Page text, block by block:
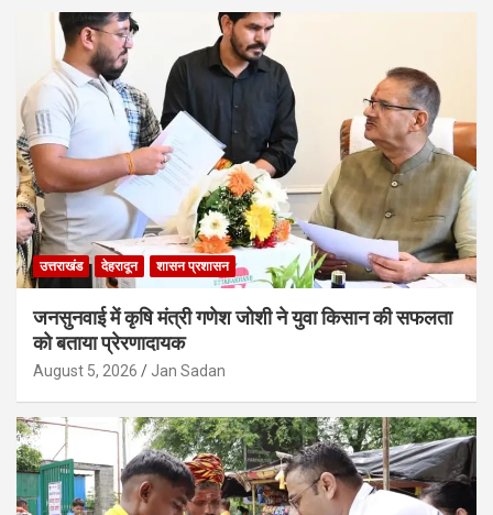
उत्तराखंड देहरादून शासन प्रशासन
जनसुनवाई में कृषि मंत्री गणेश जोशी ने युवा किसान की सफलता
को बताया प्रेरणादायक
August 5, 2026 Jan Sadan